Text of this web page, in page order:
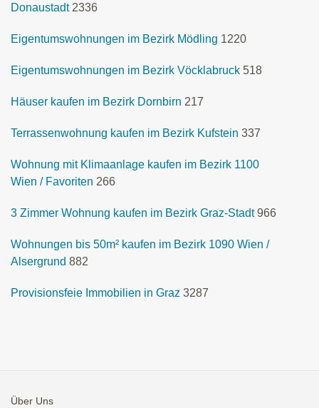
Donaustadt 2336
Eigentumswohnungen im Bezirk Mödling 1220
Eigentumswohnungen im Bezirk Vöcklabruck 518
Häuser kaufen im Bezirk Dornbirn 217
Terrassenwohnung kaufen im Bezirk Kufstein 337
Wohnung mit Klimaanlage kaufen im Bezirk 1100
Wien / Favoriten 266
3 Zimmer Wohnung kaufen im Bezirk Graz-Stadt 966
Wohnungen bis 50m² kaufen im Bezirk 1090 Wien /
Alsergrund 882
Provisionsfeie Immobilien in Graz 3287
Über Uns